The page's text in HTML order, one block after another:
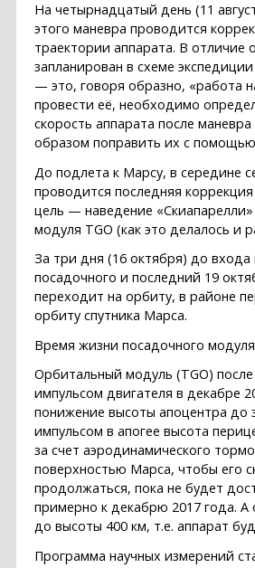
На четырнадцатый день (11
этого маневра проводится
траектории аппарата. В отличие
запланирован в схеме
— это, говоря образно, «работа
провести её, необходимо
скорость аппарата после
образом поправить их с
До подлета к Марсу, в середине
проводится последняя
цель — наведение
модуля TGO (как это делалось и
За три дня (16 октября) до
посадочного и последний 19
переходит на орбиту, в районе
орбиту спутника Марса.
Время жизни посадочного
Орбитальный модуль (TGO)
импульсом двигателя в декабре
понижение высоты апоцентра до
импульсом в апогее высота
за счет аэродинамического
поверхностью Марса, чтобы его
продолжаться, пока не будет
примерно к декабрю 2017 года.
до высоты 400 км, т.е. аппарат
Программа научных измерений